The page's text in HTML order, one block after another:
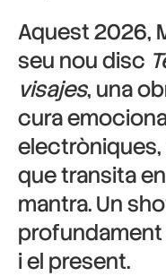
Aquest 2026,
seu nou disc
visajes, una
cura
electròniques,
que transita
mantra. Un
profundament
i el present.